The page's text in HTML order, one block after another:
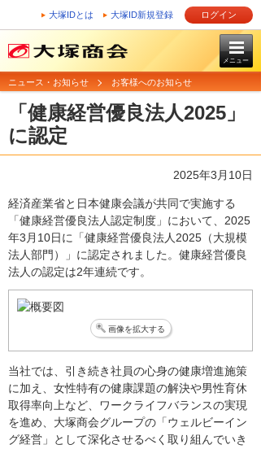
大塚IDとは 大塚ID新規登録 ログイン
メニュー
ニュース・お知らせ お客様へのお知らせ
「健康経営優良法人2025」
に認定
2025年3月10日
経済産業省と日本健康会議が共同で実施する
「健康経営優良法人認定制度」において、2025
年3月10日に「健康経営優良法人2025（大規模
法人部門）」に認定されました。健康経営優良
法人の認定は2年連続です。
画像を拡大する
当社では、引き続き社員の心身の健康増進施策
に加え、女性特有の健康課題の解決や男性育休
取得率向上など、ワークライフバランスの実現
を進め、大塚商会グループの「ウェルビーイン
グ経営」として深化させるべく取り組んでいき